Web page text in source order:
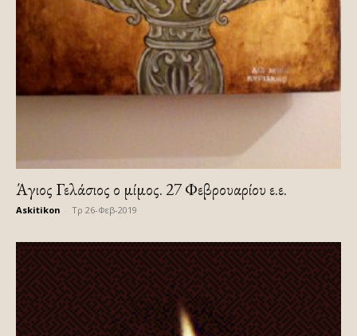
Άγιος Γελάσιος ο μίμος. 27 Φεβρουαρίου ε.ε.
Askitikon Τρ 26-Φεβ-2019